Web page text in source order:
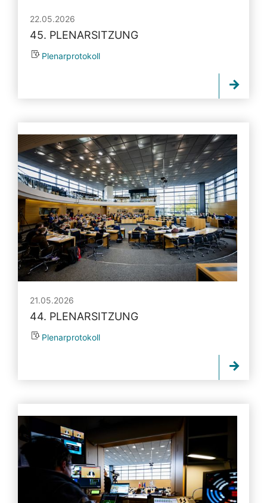
22.05.2026
45. PLENARSITZUNG
Plenarprotokoll
21.05.2026
44. PLENARSITZUNG
Plenarprotokoll